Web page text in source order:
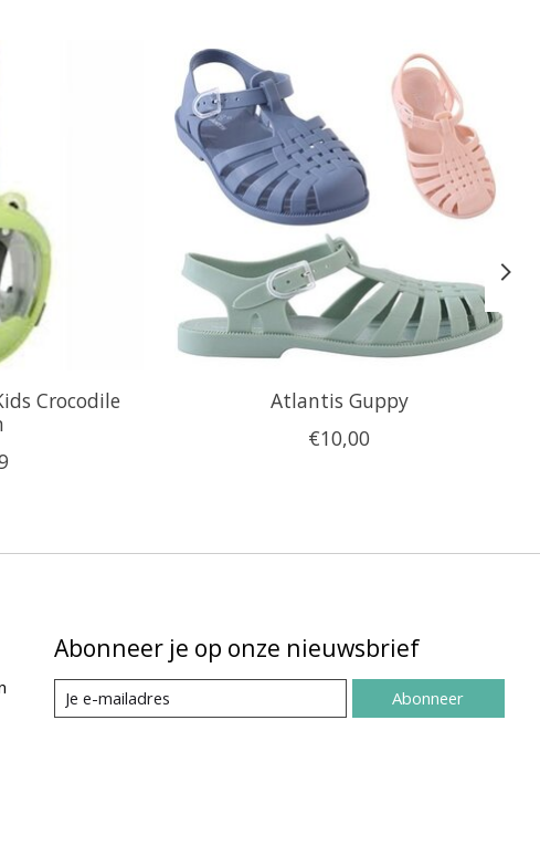
Crocodile
Atlantis Guppy
€10,00
Abonneer je op onze nieuwsbrief
Abonneer